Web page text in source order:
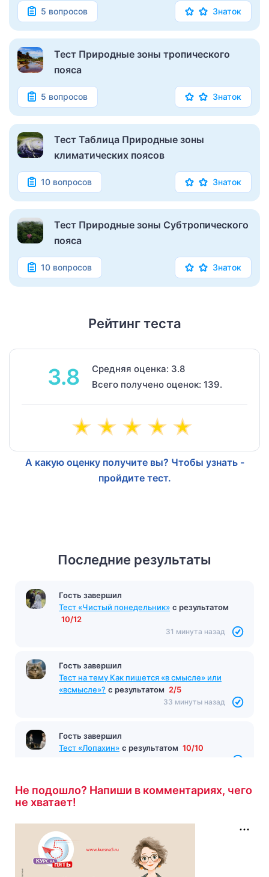
5 вопросов Знаток
Тест Природные зоны тропического
пояса
5 вопросов Знаток
Тест Таблица Природные зоны
климатических поясов
10 вопросов Знаток
Тест Природные зоны Субтропического
пояса
10 вопросов Знаток
Рейтинг теста
3.8
Средняя оценка: 3.8
Всего получено оценок: 139.
А какую оценку получите вы? Чтобы узнать -
пройдите тест.
Последние результаты
Гость завершил
Тест «Чистый понедельник» с результатом
10/12
31 минута назад
Гость завершил
Тест на тему Как пишется «в смысле» или
«всмысле»? с результатом 2/5
33 минуты назад
Гость завершил
Тест «Лопахин» с результатом 10/10
Не подошло? Напиши в комментариях, чего
не хватает!